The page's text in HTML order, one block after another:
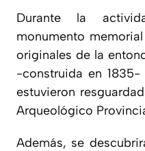
Durante la
monumento
originales de la
-construida en
estuvieron
Arqueológico
Además, se